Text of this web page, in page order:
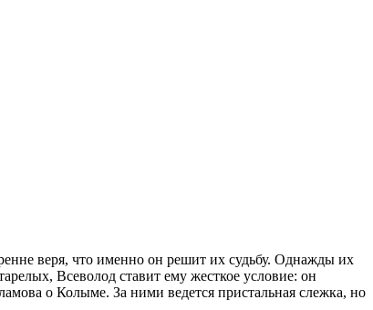
веря, что именно он решит их судьбу. Однажды их
Всеволод ставит ему жесткое условие: он
о Колыме. За ними ведется пристальная слежка, но